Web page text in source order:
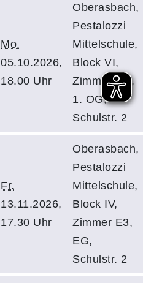
Mo.
05.10.2026,
18.00 Uhr
Oberasbach,
Pestalozzi
Mittelschule,
Block VI,
Zimmer 1.5,
1. OG,
Schulstr. 2
Fr.
13.11.2026,
17.30 Uhr
Oberasbach,
Pestalozzi
Mittelschule,
Block IV,
Zimmer E3,
EG,
Schulstr. 2